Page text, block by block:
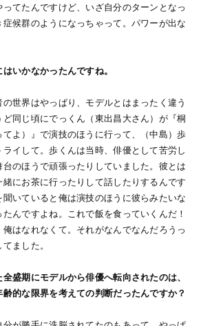
てたんですけど、いざ自分のターンとなっ
候群のようになっちゃって。パワーが出な
いかなかったんですね。
世界はやっぱり、モデルとはまったく違う
ど同じ頃にでっくん（東出昌大さん）が『桐
よ）』で演技のほうに行って、（中島）歩
ライして。歩くんは当時、俳優として苦労し
のほうで頑張ったりしていました。彼とは
にお茶に行ったりして話したりするんです
いていると俺は演技のほうに彼らみたいな
んですよね。これで飯を食っていくんだ！
はなれなくて。それがなんでなんだろうっ
ました。
盛期にモデルから俳優へ転向されたのは、
的な限界を考えての判断だったんですか？